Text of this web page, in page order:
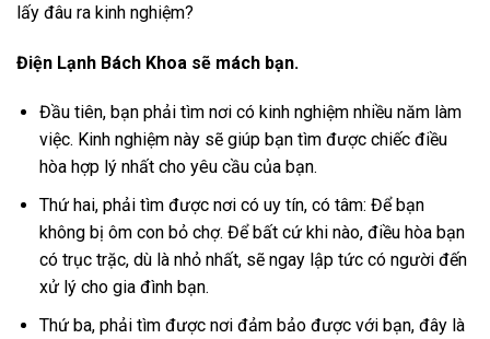
lấy đâu ra kinh nghiệm?
Điện Lạnh Bách Khoa sẽ mách bạn.
Đầu tiên, bạn phải tìm nơi có kinh nghiệm nhiều năm làm
việc. Kinh nghiệm này sẽ giúp bạn tìm được chiếc điều
hòa hợp lý nhất cho yêu cầu của bạn.
Thứ hai, phải tìm được nơi có uy tín, có tâm: Để bạn
không bị ôm con bỏ chợ. Để bất cứ khi nào, điều hòa bạn
có trục trặc, dù là nhỏ nhất, sẽ ngay lập tức có người đến
xử lý cho gia đình bạn.
Thứ ba, phải tìm được nơi đảm bảo được với bạn, đây là